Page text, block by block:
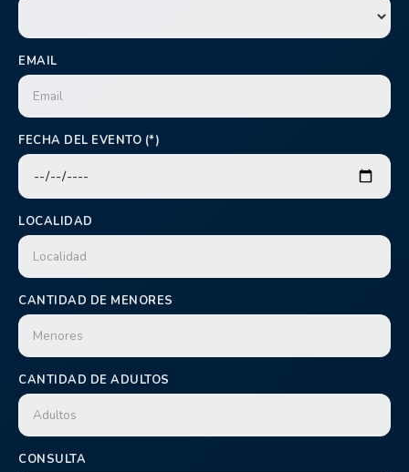
EMAIL
FECHA DEL EVENTO (*)
LOCALIDAD
CANTIDAD DE MENORES
CANTIDAD DE ADULTOS
CONSULTA